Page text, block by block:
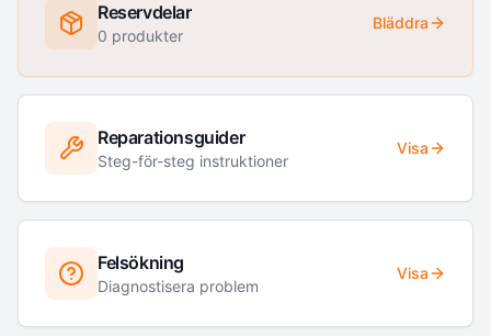
Reservdelar
0 produkter
Bläddra
Reparationsguider
Steg-för-steg instruktioner
Visa
Felsökning
Diagnostisera problem
Visa